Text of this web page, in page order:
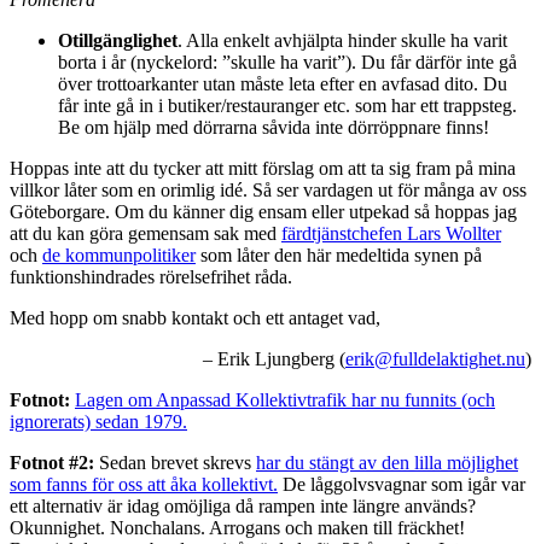
Otillgänglighet. Alla enkelt avhjälpta hinder skulle ha varit
borta i år (nyckelord: ”skulle ha varit”). Du får därför inte gå
över trottoarkanter utan måste leta efter en avfasad dito. Du
får inte gå in i butiker/restauranger etc. som har ett trappsteg.
Be om hjälp med dörrarna såvida inte dörröppnare finns!
Hoppas inte att du tycker att mitt förslag om att ta sig fram på mina
villkor låter som en orimlig idé. Så ser vardagen ut för många av oss
Göteborgare. Om du känner dig ensam eller utpekad så hoppas jag
att du kan göra gemensam sak med färdtjänstchefen Lars Wollter
och de kommunpolitikersom låter den här medeltida synen på
funktionshindrades rörelsefrihet råda.
Med hopp om snabb kontakt och ett antaget vad,
– Erik Ljungberg (erik@fulldelaktighet.nu)
Fotnot: Lagen om Anpassad Kollektivtrafik har nu funnits (och
ignorerats) sedan 1979.
Fotnot #2: Sedan brevet skrevs har du stängt av den lilla möjlighet
som fanns för oss att åka kollektivt. De låggolvsvagnar som igår var
ett alternativ är idag omöjliga då rampen inte längre används?
Okunnighet. Nonchalans. Arrogans och maken till fräckhet!